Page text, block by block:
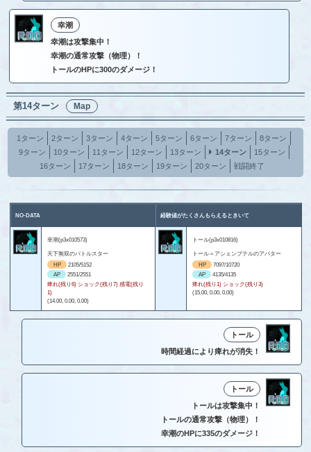
幸潮
幸潮は攻撃集中！
幸潮の通常攻撃（物理）！
トールのHPに300のダメージ！
第14ターン Map
1ターン 2ターン 3ターン 4ターン 5ターン 6ターン 7ターン
8ターン
9ターン
10ターン 11ターン 12ターン 13ターン 14ターン
15ターン
16ターン
17ターン 18ターン 19ターン 20ターン 戦闘終了
NO-DATA 経験値がたくさんもらえるときいて
幸潮(p3x010573)
天下無双のバトルスター
HP
2105/5152
AP
2551/2551
痺れ(残り6) ショック(残り7) 感電(残り
1)
(14.00, 0.00, 0.00)
トール(p3x010816)
トール＝アシェンプテルのアバター
HP
7097/10720
AP
4135/4135
痺れ(残り1) ショック(残り3)
(15.00, 0.00, 0.00)
トール
時間経過により痺れが消失！
トール
トールは攻撃集中！
トールの通常攻撃（物理）！
幸潮のHPに335のダメージ！